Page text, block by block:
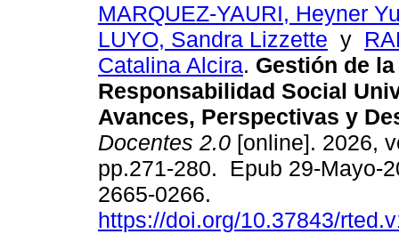
MARQUEZ-YAURI, Heyner
LUYO, Sandra Lizzette y
Catalina Alcira. Gestión de la
Responsabilidad Social
Avances, Perspectivas y
Docentes 2.0 [online]. 2026,
pp.271-280. Epub 29-Mayo-
2665-0266.
https://doi.org/10.37843/